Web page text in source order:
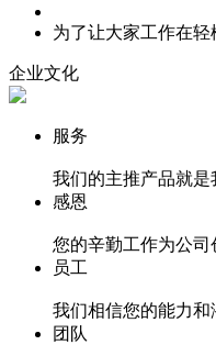
为了让大家工作在
企业文化
服务
我们的主推产品就是
感恩
您的辛勤工作为公司
员工
我们相信您的能力和
团队